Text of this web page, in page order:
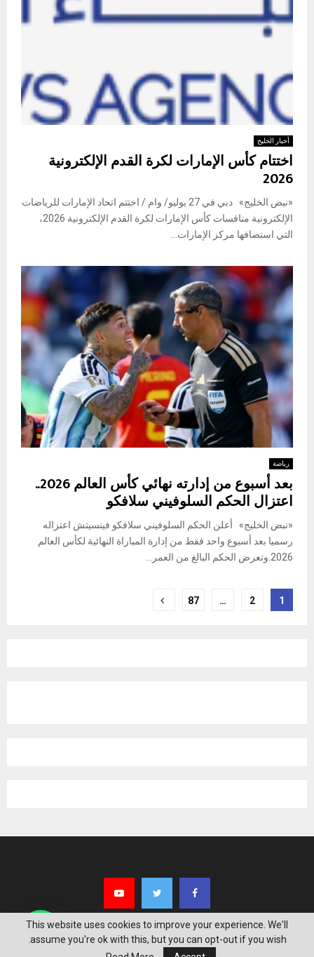
أخبار الخليج
اختتام كأس الإمارات لكرة القدم الإلكترونية
2026
«نبض الخليج» دبي في 27 يوليو/ وام / اختتم اتحاد الإمارات للرياضات
الإلكترونية منافسات كأس الإمارات لكرة القدم الإلكترونية 2026،
التي استضافها مركز الإمارات...
رياضة
بعد أسبوع من إدارته نهائي كأس العالم 2026..
اعتزال الحكم السلوفيني سلافكو
«نبض الخليج» أعلن الحكم السلوفيني سلافكو فينسيتش اعتزاله
رسميا بعد أسبوع واحد فقط من إدارة المباراة النهائية لكأس العالم
2026.وتعرض الحكم البالغ من العمر...
Posts
1
2
…
87
This website uses cookies to improve your experience. We'll
assume you're ok with this, but you can opt-out if you wish.